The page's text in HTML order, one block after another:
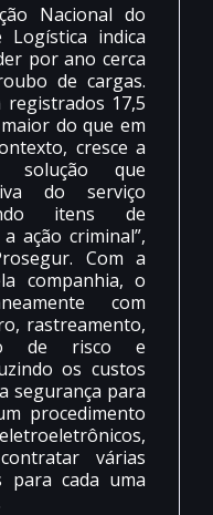
Nacional do
indica
por ano cerca
de cargas.
registrados 17,5
do que em
cresce a
solução que
do serviço
itens de
ação criminal”,
Com a
companhia, o
com
rastreamento,
de risco e
os custos
segurança para
procedimento
várias
para cada uma